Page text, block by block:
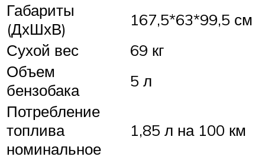
Габариты
(ДхШхВ)
167,5*63*99,5 см
Сухой вес
69 кг
Объем
бензобака
5 л
Потребление
топлива
номинальное
1,85 л на 100 км